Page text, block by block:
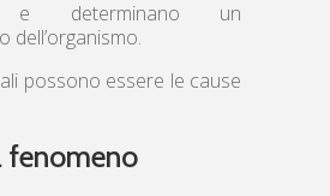
e determinano un
dell’organismo.
possono essere le cause
fenomeno